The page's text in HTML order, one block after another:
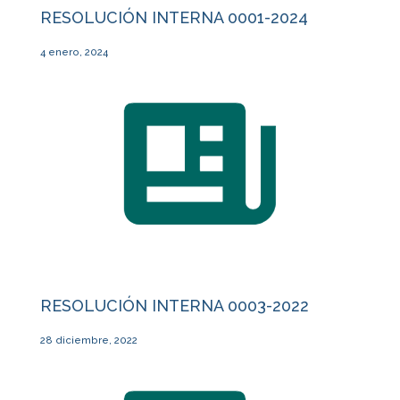
RESOLUCIÓN INTERNA 0001-2024
4 enero, 2024
RESOLUCIÓN INTERNA 0003-2022
28 diciembre, 2022